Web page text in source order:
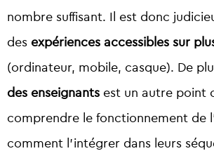
nombre suffisant. Il est donc
des expériences accessibles sur
(ordinateur, mobile, casque). De
des enseignants est un autre point
comprendre le fonctionnement de
comment l’intégrer dans leurs